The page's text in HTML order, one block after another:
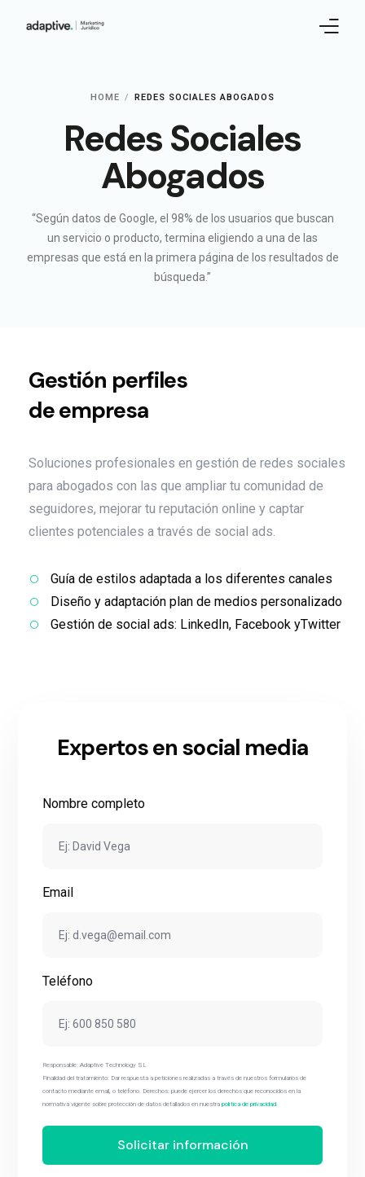
HOME REDES SOCIALES ABOGADOS
Redes Sociales
Abogados
“Según datos de Google, el 98% de los usuarios que buscan
un servicio o producto, termina eligiendo a una de las
empresas que está en la primera página de los resultados de
búsqueda.”
Gestión perfiles
de empresa
Soluciones profesionales en gestión de redes sociales
para abogados con las que ampliar tu comunidad de
seguidores, mejorar tu reputación online y captar
clientes potenciales a través de social ads.
Guía de estilos adaptada a los diferentes canales
Diseño y adaptación plan de medios personalizado
Gestión de social ads: LinkedIn, Facebook yTwitter
Expertos en social media
Nombre completo
Email
Teléfono
Responsable: Adaptive Technology SL
Finalidad del tratamiento: Dar respuesta a peticiones realizadas a través de nuestros formularios de
contacto mediante email, o teléfono. Derechos: puede ejercer los derechos que reconocidos en la
normativa vigente sobre protección de datos detallados en nuestrapolítica de privacidad
Solicitar información
Servicios marketing
Marketing Jurídico 360º